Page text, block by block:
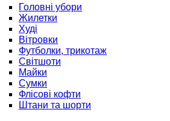
Головні убори
Жилетки
Худі
Вітровки
Футболки, трикотаж
Світшоти
Майки
Сумки
Флісові кофти
Штани та шорти